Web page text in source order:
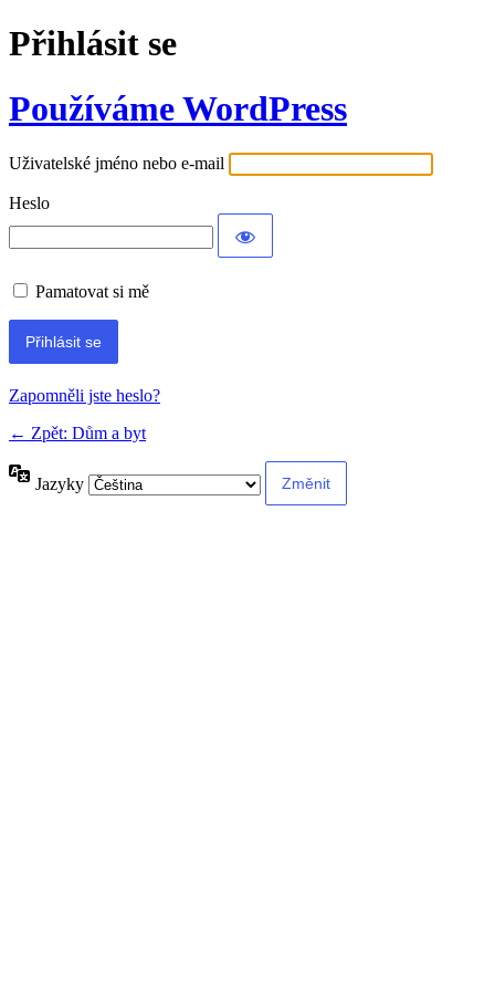
Přihlásit se
Používáme WordPress
Uživatelské jméno nebo e-mail
Heslo
Pamatovat si mě
Alternative:
Zapomněli jste heslo?
← Zpět: Dům a byt
Jazyky